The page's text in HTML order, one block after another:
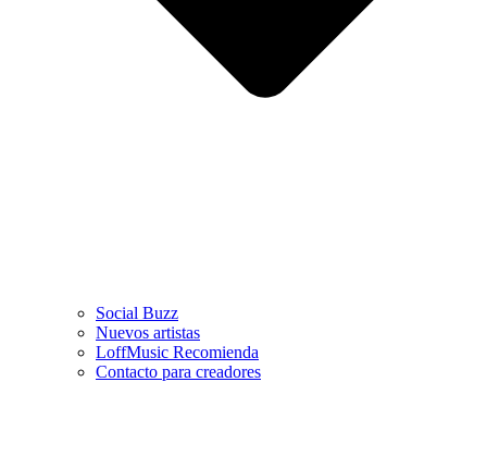
Social Buzz
Nuevos artistas
LoffMusic Recomienda
Contacto para creadores